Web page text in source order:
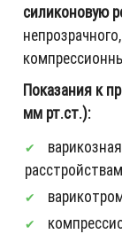
силиконовую
Показания к
мм рт.ст.):